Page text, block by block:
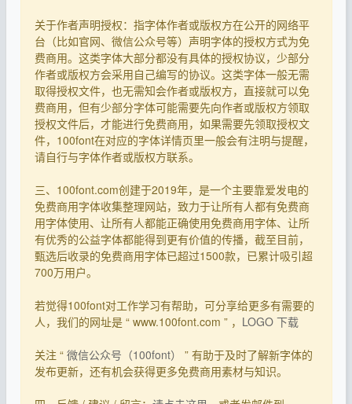
关于作者声明授权：指字体作者或版权方在公开的网络平
台（比如官网、微信公众号等）声明字体的授权方式为免
费商用。这类字体大部分都没有具体的授权协议，少部分
作者或版权方会采用自己编写的协议。这类字体一般无需
取得授权文件，也无需知会作者或版权方，直接就可以免
费商用，但有少部分字体可能需要先向作者或版权方领取
授权文件后，才能进行免费商用，如果需要先领取授权文
件，100font在对应的字体详情页里一般会有注明与提醒，
请自行与字体作者或版权方联系。
三、100font.com创建于2019年，是一个主要靠爱发电的
免费商用字体收集整理网站，致力于让所有人都有免费商
用字体使用、让所有人都能正确使用免费商用字体、让所
有优秀的公益字体都能得到更有价值的传播，截至目前，
甄选后收录的免费商用字体已超过1500款，已累计吸引超
700万用户。
若觉得100font对工作学习有帮助，可分享给更多有需要的
人，我们的网址是 “ www.100font.com ” ， LOGO 下载
关注 “ 微信公众号（100font）
” 有助于及时了解新字体的
发布更新，还有机会获得更多免费商用素材与知识。